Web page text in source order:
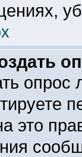
опрос
это